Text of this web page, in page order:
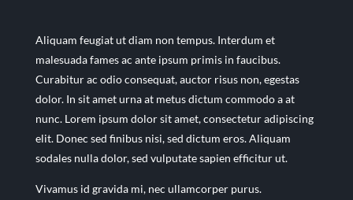
Aliquam feugiat ut diam non tempus. Interdum et
malesuada fames ac ante ipsum primis in faucibus.
Curabitur ac odio consequat, auctor risus non, egestas
dolor. In sit amet urna at metus dictum commodo a at
nunc. Lorem ipsum dolor sit amet, consectetur adipiscing
elit. Donec sed finibus nisi, sed dictum eros. Aliquam
sodales nulla dolor, sed vulputate sapien efficitur ut.
Vivamus id gravida mi, nec ullamcorper purus.